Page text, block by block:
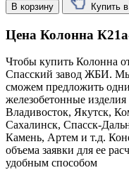
В корзину Купить
Цена Колонна
Чтобы купить Колонна
Cпасский завод ЖБИ. Мы
сможем предложить
железобетонные
Владивосток, Якутск,
Сахалинск, Спасск-
Камень, Артем и т.д.
объема заявки для ее
удобным способом